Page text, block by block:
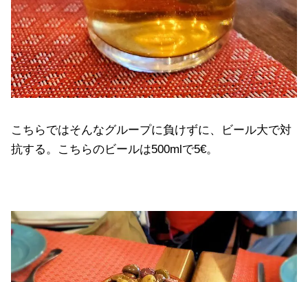
こちらではそんなグループに負けずに、ビール大で対
抗する。こちらのビールは500mlで5€。